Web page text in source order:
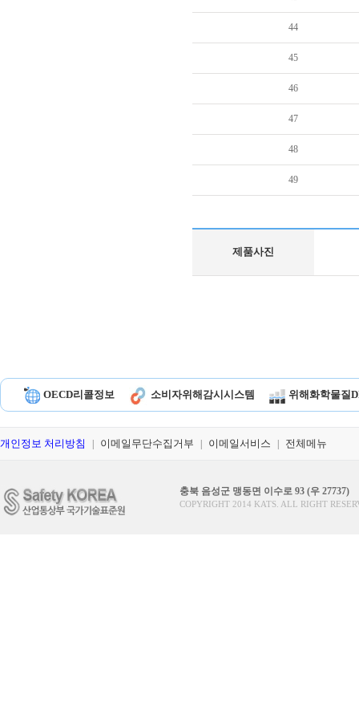
44
45
46
47
48
49
제품사진
OECD리콜정보 소비자위해감시시스템 위해화학물질
개인정보 처리방침 이메일무단수집거부 이메일서비스 전체메뉴
충북 음성군 맹동면 이수로 93 (우 27737)
COPYRIGHT 2014 KATS. ALL RIGHT